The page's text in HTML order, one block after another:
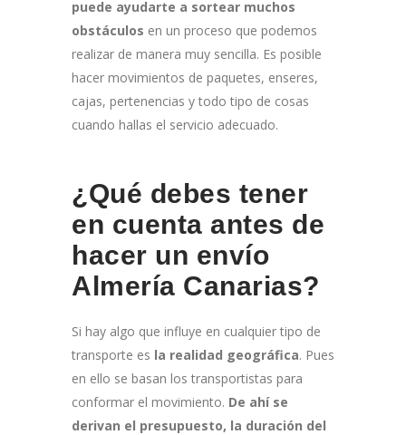
puede ayudarte a sortear muchos
obstáculos en un proceso que podemos
realizar de manera muy sencilla. Es posible
hacer movimientos de paquetes, enseres,
cajas, pertenencias y todo tipo de cosas
cuando hallas el servicio adecuado.
¿Qué debes tener
en cuenta antes de
hacer un envío
Almería Canarias?
Si hay algo que influye en cualquier tipo de
transporte es la realidad geográfica. Pues
en ello se basan los transportistas para
conformar el movimiento. De ahí se
derivan el presupuesto, la duración del